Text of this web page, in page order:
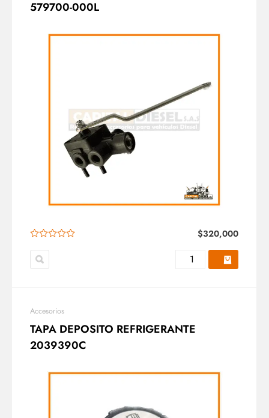
579700-000L
$320,000
Accesorios
TAPA DEPOSITO REFRIGERANTE
2039390C